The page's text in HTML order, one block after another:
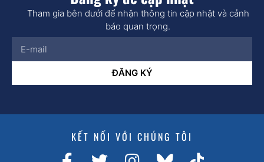
Tham gia bên dưới để nhận thông tin cập nhật và cảnh
báo quan trọng.
ĐĂNG KÝ
KẾT NỐI VỚI CHÚNG TÔI